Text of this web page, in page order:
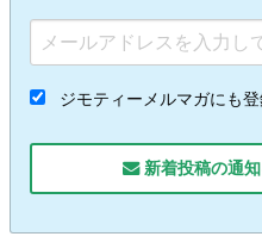
ジモティーメルマガにも
新着投稿の通